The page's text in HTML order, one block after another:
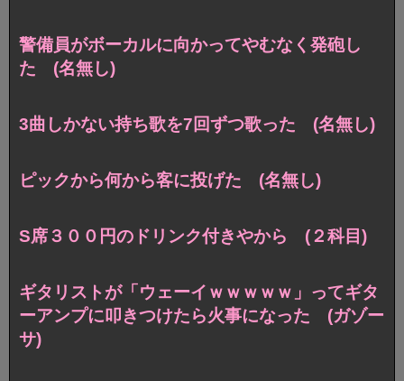
警備員がボーカルに向かってやむなく発砲し
た (名無し)
3曲しかない持ち歌を7回ずつ歌った (名無し)
ピックから何から客に投げた (名無し)
S席３００円のドリンク付きやから (２科目)
ギタリストが「ウェーイｗｗｗｗｗ」ってギタ
ーアンプに叩きつけたら火事になった (ガゾー
サ)